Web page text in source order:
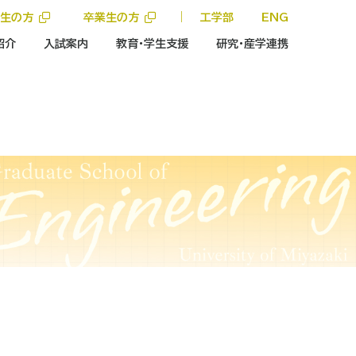
の方 卒業生の方 工学部 ENG
介 入試案内 教育・学生支援 研究・産学連携